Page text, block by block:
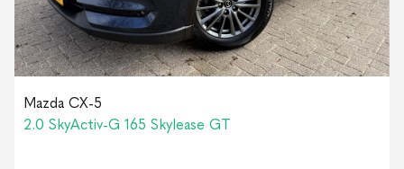
Mazda CX-5
2.0 SkyActiv-G 165 Skylease GT